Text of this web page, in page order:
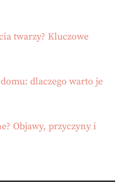
twarzy? Kluczowe
dlaczego warto je
Objawy, przyczyny i